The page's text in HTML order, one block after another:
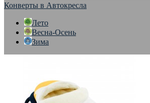
Конверты в Автокресла
Лето
Весна-Осень
Зима